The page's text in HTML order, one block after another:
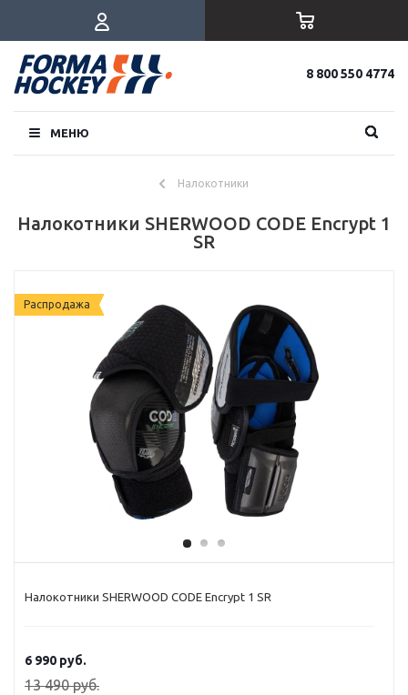
8 800 550 4774
МЕНЮ
Налокотники
Налокотники SHERWOOD CODE Encrypt 1
SR
Распродажа
Налокотники SHERWOOD CODE Encrypt 1 SR
6 990 руб.
13 490руб.